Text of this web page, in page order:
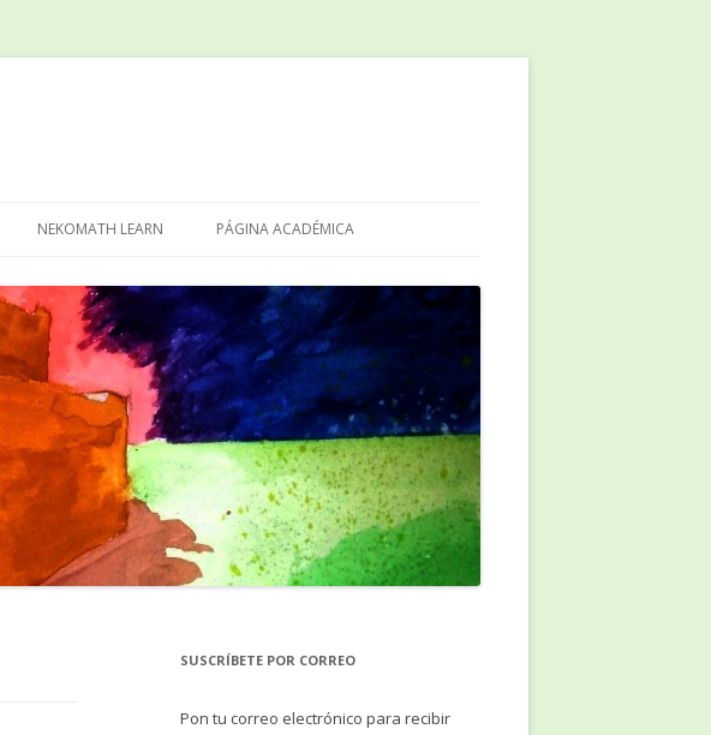
NEKOMATH LEARN PÁGINA ACADÉMICA
SUSCRÍBETE POR CORREO
Pon tu correo electrónico para recibir